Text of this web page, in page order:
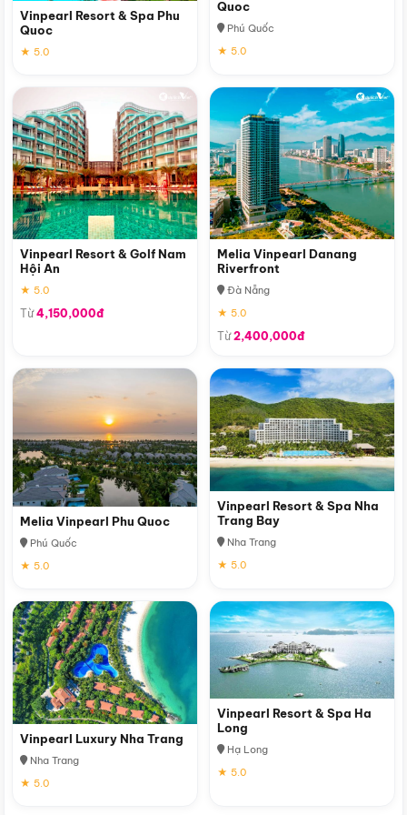
Vinpearl Resort & Spa Phu
Quoc
★ 5.0
Quoc
Phú Quốc
★ 5.0
Vinpearl Resort & Golf Nam
Hội An
★ 5.0
Từ4,150,000đ
Melia Vinpearl Danang
Riverfront
Đà Nẵng
★ 5.0
Từ2,400,000đ
Melia Vinpearl Phu Quoc
Phú Quốc
★ 5.0
Vinpearl Resort & Spa Nha
Trang Bay
Nha Trang
★ 5.0
Vinpearl Luxury Nha Trang
Nha Trang
★ 5.0
Vinpearl Resort & Spa Ha
Long
Hạ Long
★ 5.0